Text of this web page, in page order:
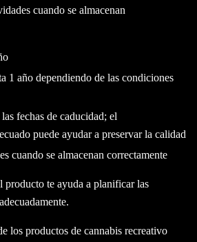
cuando se almacenan
1 año dependiendo de las condiciones
fechas de caducidad; el
puede ayudar a preservar la calidad
cuando se almacenan correctamente
producto te ayuda a planificar las
los productos de cannabis recreativo